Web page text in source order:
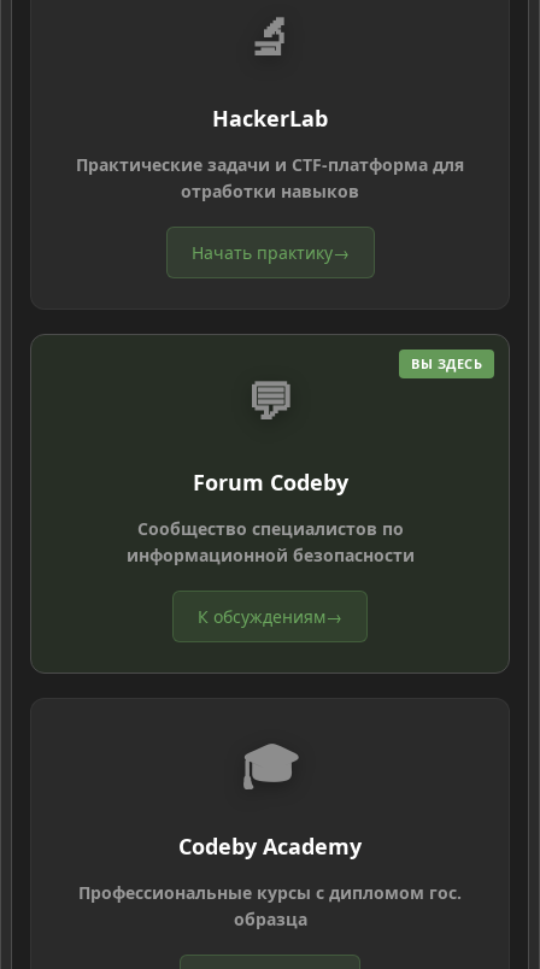
🔬
HackerLab
Практические задачи и CTF-платформа для
отработки навыков
Начать практику→
ВЫ ЗДЕСЬ
💬
Forum Codeby
Сообщество специалистов по
информационной безопасности
К обсуждениям→
🎓
Codeby Academy
Профессиональные курсы с дипломом гос.
образца